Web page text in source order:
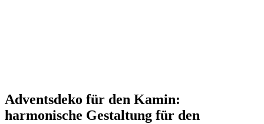
Adventsdeko für den Kamin:
harmonische Gestaltung für den